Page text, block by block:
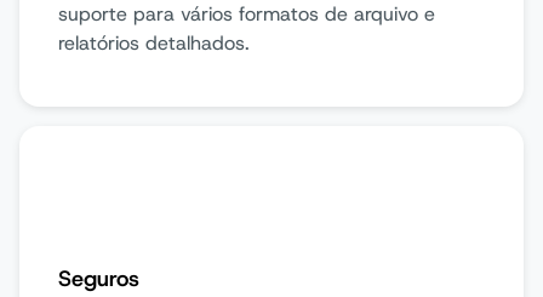
suporte para vários formatos de arquivo e
relatórios detalhados.
Seguros